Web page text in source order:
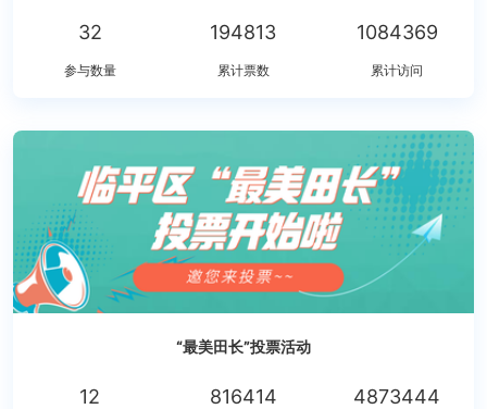
32 194813 1084369
参与数量 累计票数 累计访问
“最美田长”投票活动
12 816414 4873444